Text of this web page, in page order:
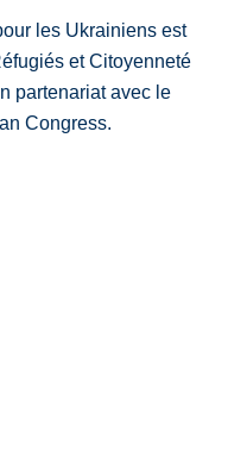
les Ukrainiens est
et Citoyenneté
partenariat avec le
Congress.